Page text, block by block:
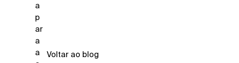
Voltar ao blog